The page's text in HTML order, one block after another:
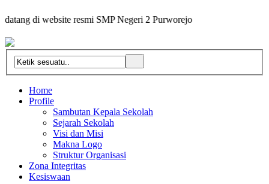
di website resmi SMP Negeri 2 Purworejo
Home
Profile
Sambutan Kepala Sekolah
Sejarah Sekolah
Visi dan Misi
Makna Logo
Struktur Organisasi
Zona Integritas
Kesiswaan